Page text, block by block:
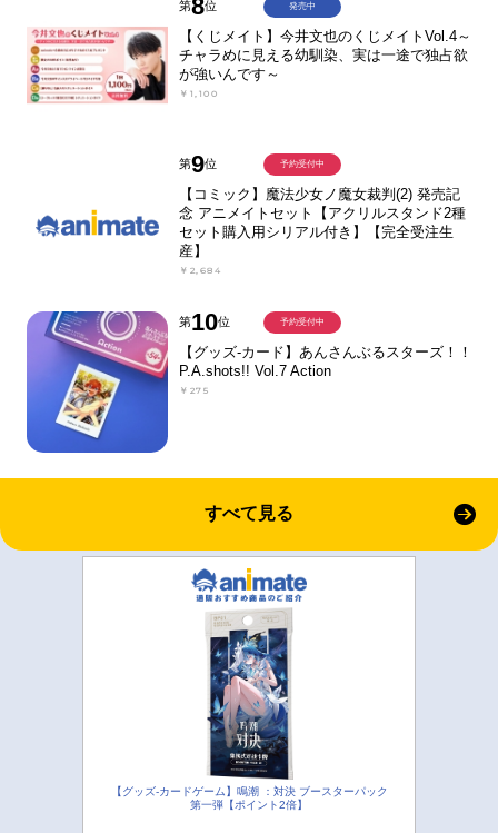
第8位
【くじメイト】今井文也のくじメイトVol.4～
チャラめに見える幼馴染、実は一途で独占欲
が強いんです～
￥1,100
発売中
第9位
【コミック】魔法少女ノ魔女裁判(2) 発売記
念 アニメイトセット【アクリルスタンド2種
セット購入用シリアル付き】【完全受注生
産】
￥2,684
予約受付中
第10位
【グッズ-カード】あんさんぶるスターズ！！
P.A.shots!! Vol.7 Action
￥275
予約受付中
すべて見る
【グッズ-カードゲーム】鳴潮 ：対決 ブースターパック
第一弾【ポイント2倍】